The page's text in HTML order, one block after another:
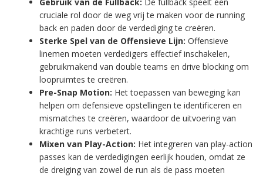
cruciale rol door de weg vrij te maken voor de running
back en paden door de verdediging te creëren.
Sterke Spel van de Offensieve Lijn: Offensieve
linemen moeten verdedigers effectief inschakelen,
gebruikmakend van double teams en drive blocking om
loopruimtes te creëren.
Pre-Snap Motion: Het toepassen van beweging kan
helpen om defensieve opstellingen te identificeren en
mismatches te creëren, waardoor de uitvoering van
krachtige runs verbetert.
Mixen van Play-Action: Het integreren van play-action
passes kan de verdedigingen eerlijk houden, omdat ze
de dreiging van zowel de run als de pass moeten